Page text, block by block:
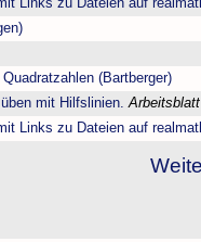
Links zu Dateien auf
(Bartberger)
mit Hilfslinien.
Links zu Dateien auf